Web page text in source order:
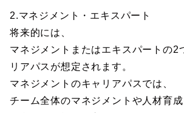
2.マネジメント・エキスパート
将来的には、
マネジメントまたはエキスパートの2
リアパスが想定されます。
マネジメントのキャリアパスでは、
チーム全体のマネジメントや人材育成